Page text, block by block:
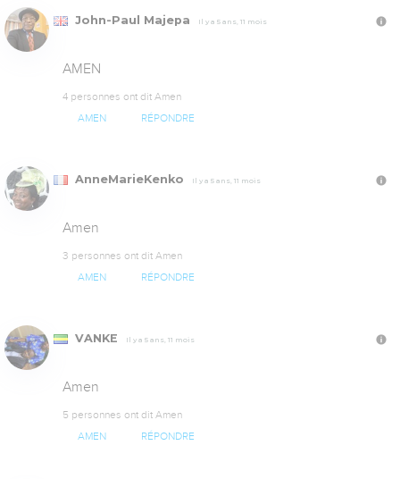
John-Paul Majepa Il y a 5 ans, 11 mois
AMEN
4 personnes ont dit Amen
AMEN RÉPONDRE
AnneMarieKenko Il y a 5 ans, 11 mois
Amen
3 personnes ont dit Amen
AMEN RÉPONDRE
VANKE Il y a 5 ans, 11 mois
Amen
5 personnes ont dit Amen
AMEN RÉPONDRE